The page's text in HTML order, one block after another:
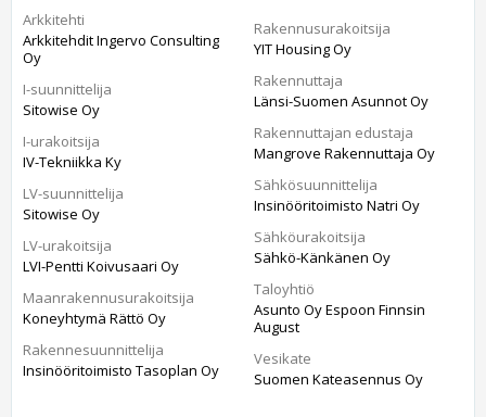
Arkkitehti
Arkkitehdit Ingervo Consulting
Oy
I-suunnittelija
Sitowise Oy
I-urakoitsija
IV-Tekniikka Ky
LV-suunnittelija
Sitowise Oy
LV-urakoitsija
LVI-Pentti Koivusaari Oy
Maanrakennusurakoitsija
Koneyhtymä Rättö Oy
Rakennesuunnittelija
Insinööritoimisto Tasoplan Oy
Rakennusurakoitsija
YIT Housing Oy
Rakennuttaja
Länsi-Suomen Asunnot Oy
Rakennuttajan edustaja
Mangrove Rakennuttaja Oy
Sähkösuunnittelija
Insinööritoimisto Natri Oy
Sähköurakoitsija
Sähkö-Känkänen Oy
Taloyhtiö
Asunto Oy Espoon Finnsin
August
Vesikate
Suomen Kateasennus Oy